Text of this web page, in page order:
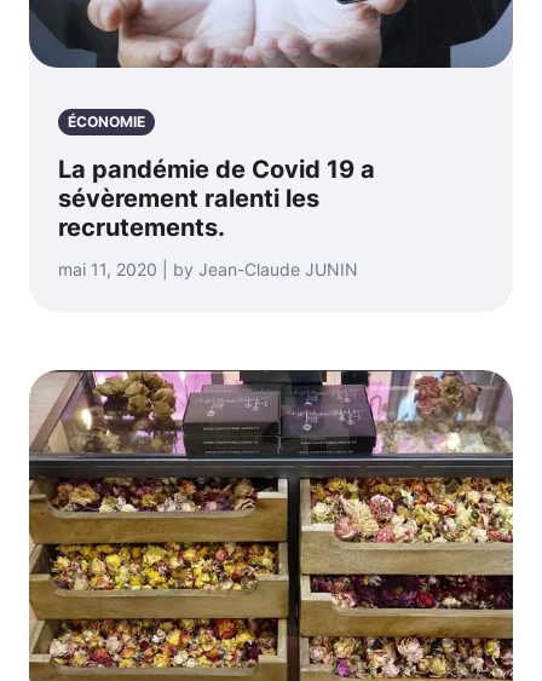
ÉCONOMIE
La pandémie de Covid 19 a
sévèrement ralenti les
recrutements.
mai 11, 2020 | by Jean-Claude JUNIN